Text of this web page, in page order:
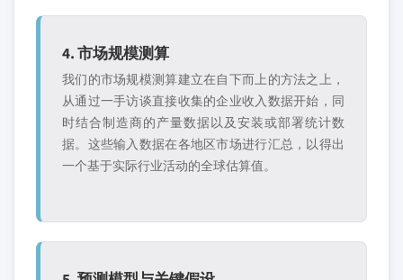
4. 市场规模测算
我们的市场规模测算建立在自下而上的方法之上，
从通过一手访谈直接收集的企业收入数据开始，同
时结合制造商的产量数据以及安装或部署统计数
据。这些输入数据在各地区市场进行汇总，以得出
一个基于实际行业活动的全球估算值。